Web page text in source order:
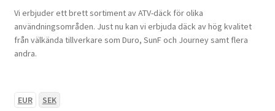
Vi erbjuder ett brett sortiment av ATV-däck för olika
användningsområden. Just nu kan vi erbjuda däck av hög kvalitet
från välkända tillverkare som Duro, SunF och Journey samt flera
andra.
EUR SEK